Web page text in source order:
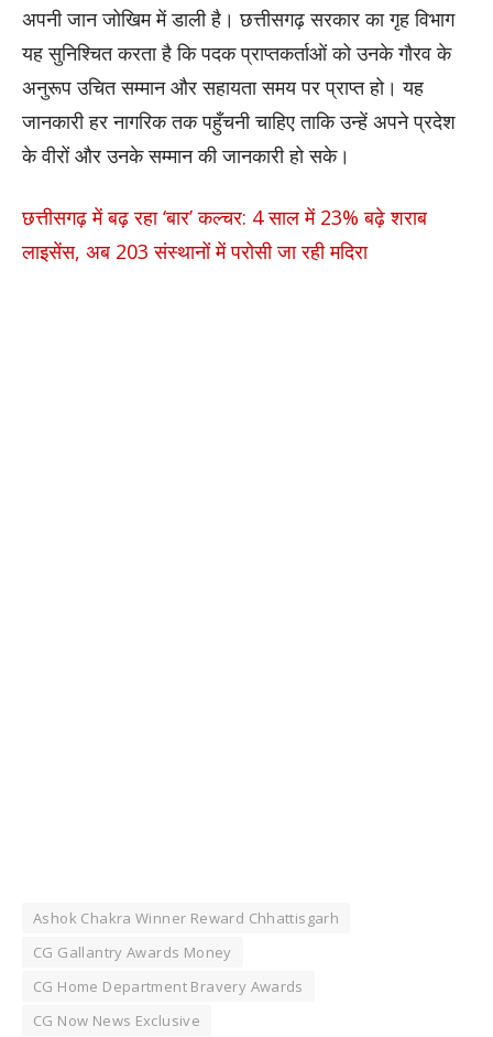
अपनी जान जोखिम में डाली है। छत्तीसगढ़ सरकार का गृह विभाग
यह सुनिश्चित करता है कि पदक प्राप्तकर्ताओं को उनके गौरव के
अनुरूप उचित सम्मान और सहायता समय पर प्राप्त हो। यह
जानकारी हर नागरिक तक पहुँचनी चाहिए ताकि उन्हें अपने प्रदेश
के वीरों और उनके सम्मान की जानकारी हो सके।
छत्तीसगढ़ में बढ़ रहा ‘बार’ कल्चर: 4 साल में 23% बढ़े शराब
लाइसेंस, अब 203 संस्थानों में परोसी जा रही मदिरा
Ashok Chakra Winner Reward Chhattisgarh
CG Gallantry Awards Money
CG Home Department Bravery Awards
CG Now News Exclusive